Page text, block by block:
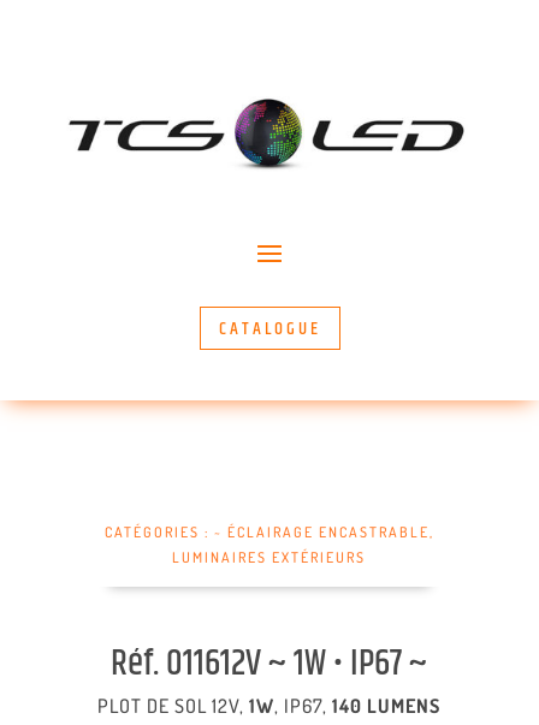
CATALOGUE
CATÉGORIES : ~ ÉCLAIRAGE ENCASTRABLE,
LUMINAIRES EXTÉRIEURS
Réf. 011612V ~ 1W • IP67 ~
PLOT DE SOL 12V,1W, IP67,140 LUMENS